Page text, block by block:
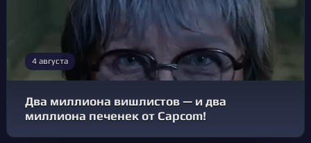
4 августа
Два миллиона вишлистов — и два
миллиона печенек от Capcom!